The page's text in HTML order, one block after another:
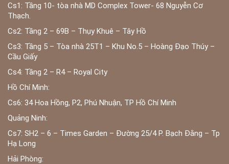
Cs1: Tầng 10- tòa nhà MD Complex Tower- 68 Nguyễn Cơ
Thạch.
Cs2: Tầng 2 – 69B – Thụy Khuê – Tây Hồ
Cs3: Tầng 5 – Tòa nhà 25T1 – Khu No.5 – Hoàng Đạo Thúy –
Cầu Giấy
Cs4: Tầng 2 – R4 – Royal City
Hồ Chí Minh:
Cs6: 34 Hoa Hồng, P2, Phú Nhuận, TP Hồ Chí Minh
Quảng Ninh:
Cs7: SH2 – 6 – Times Garden – Đường 25/4 P. Bạch Đằng – Tp
Hạ Long
Hải Phòng: